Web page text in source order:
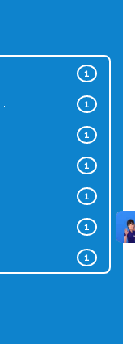
1
1
1
1
1
1
1